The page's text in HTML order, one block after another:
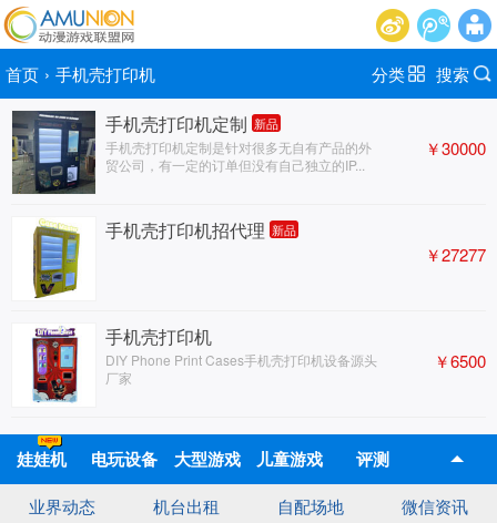
首页 › 手机壳打印机 搜索
分类
手机壳打印机定制 新品
手机壳打印机定制是针对很多无自有产品的外
贸公司，有一定的订单但没有自己独立的IP...
￥30000
手机壳打印机招代理 新品
￥27277
手机壳打印机
DIY Phone Print Cases手机壳打印机设备源头
厂家
￥6500
娃娃机 电玩设备 大型游戏
机
儿童游戏
机
评测
业界动态 机台出租 自配场地
微信资讯